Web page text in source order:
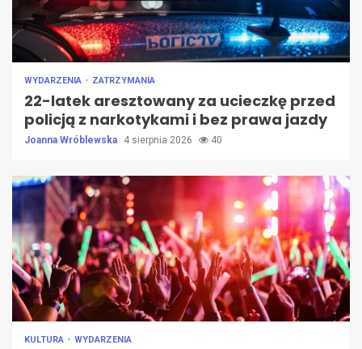
WYDARZENIA ZATRZYMANIA
22-latek aresztowany za ucieczkę przed
policją z narkotykami i bez prawa jazdy
Joanna Wróblewska 4 sierpnia 2026 40
KULTURA WYDARZENIA